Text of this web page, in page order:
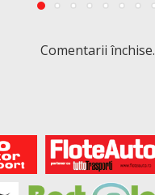
Comentarii închise.